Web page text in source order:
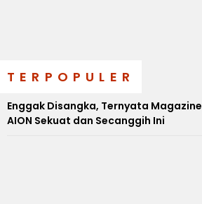
TERPOPULER
Enggak Disangka, Ternyata
AION Sekuat dan Secanggih Ini